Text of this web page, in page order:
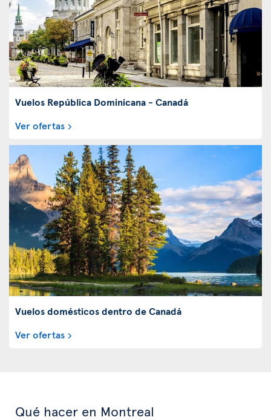
Vuelos República Dominicana - Canadá
Ver ofertas
Vuelos domésticos dentro de Canadá
Ver ofertas
Qué hacer en Montreal